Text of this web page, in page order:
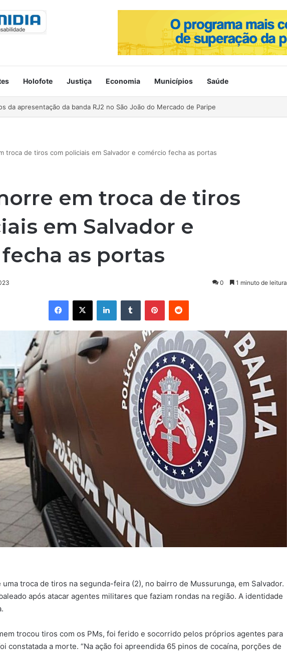
Holofote Justiça Economia Municípios Saúde
o São João da Bahia no Mercado de Paripe
troca de tiros com policiais em Salvador e comércio fecha as portas
em troca de tiros
em Salvador e
as portas
0 1 minuto de leitura
Facebook X Linkedin Tumblr Pinterest Reddit
troca de tiros na segunda-feira (2), no bairro de Mussurunga, em Salvador.
após atacar agentes militares que faziam rondas na região. A identidade
trocou tiros com os PMs, foi ferido e socorrido pelos próprios agentes para
constatada a morte. “Na ação foi apreendida 65 pinos de cocaína, porções de